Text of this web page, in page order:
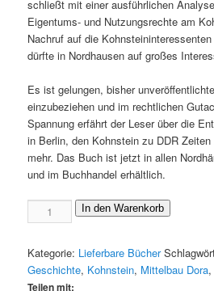
schließt mit einer ausführlichen
Eigentums- und Nutzungsrechte am
Nachruf auf die
dürfte in Nordhausen auf großes
Es ist gelungen, bisher
einzubeziehen und im rechtlichen
Spannung erfährt der Leser über die
in Berlin, den Kohnstein zu DDR
mehr. Das Buch ist jetzt in allen
und im Buchhandel erhältlich.
Zwangsarbeit
am
Menge
In den Warenkorb
Kategorie: Lieferbare Bücher
Geschichte, Kohnstein, Mittelbau Dora,
Teilen mit: